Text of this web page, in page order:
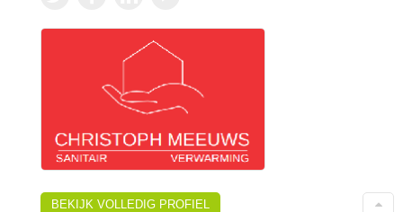
BEKIJK VOLLEDIG PROFIEL